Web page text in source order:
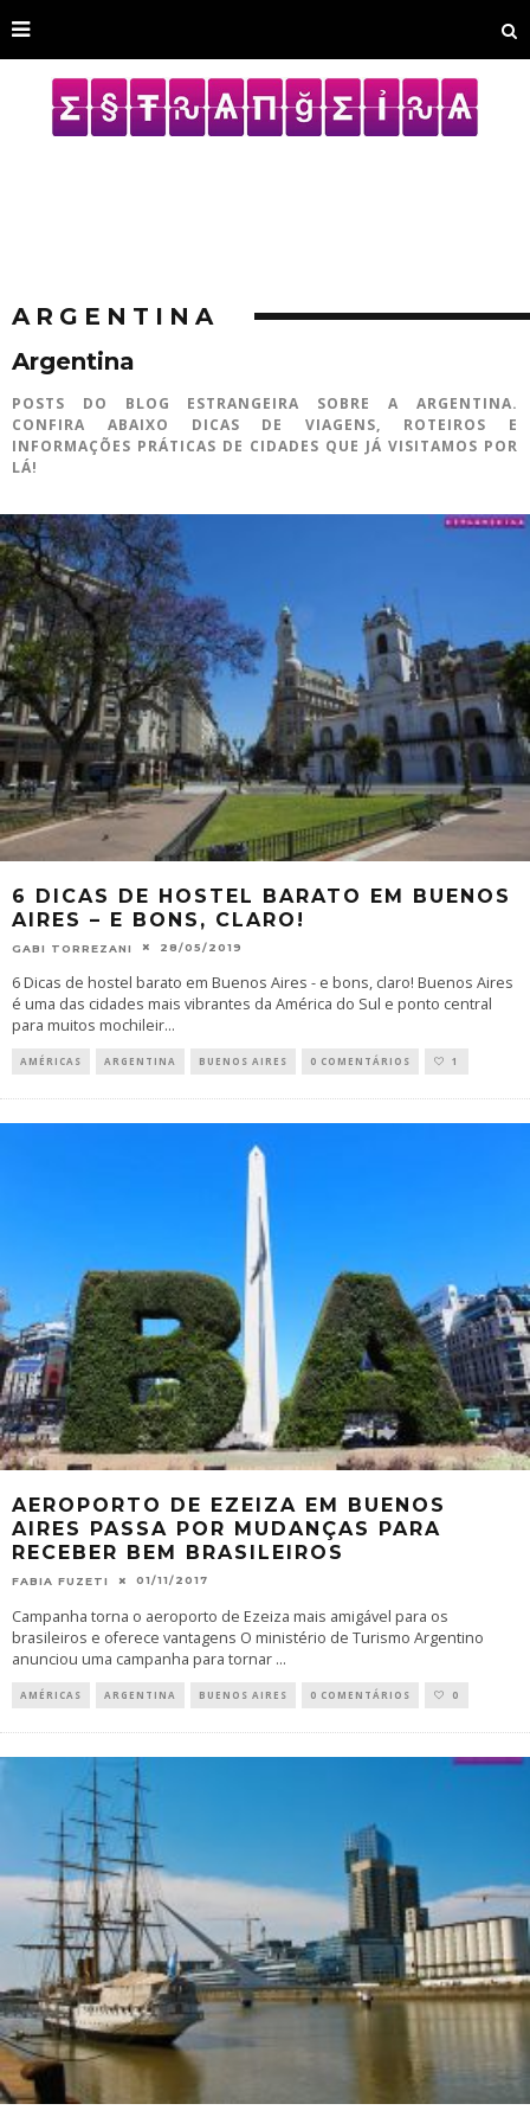
ARGENTINA
Argentina
POSTS DO BLOG ESTRANGEIRA SOBRE A ARGENTINA.
CONFIRA ABAIXO DICAS DE VIAGENS, ROTEIROS E
INFORMAÇÕES PRÁTICAS DE CIDADES QUE JÁ VISITAMOS POR
LÁ!
6 DICAS DE HOSTEL BARATO EM BUENOS
AIRES – E BONS, CLARO!
GABI TORREZANI 28/05/2019
6 Dicas de hostel barato em Buenos Aires - e bons, claro! Buenos Aires
é uma das cidades mais vibrantes da América do Sul e ponto central
para muitos mochileir...
AMÉRICAS ARGENTINA BUENOS AIRES 0 COMENTÁRIOS 1
AEROPORTO DE EZEIZA EM BUENOS
AIRES PASSA POR MUDANÇAS PARA
RECEBER BEM BRASILEIROS
FABIA FUZETI 01/11/2017
Campanha torna o aeroporto de Ezeiza mais amigável para os
brasileiros e oferece vantagens O ministério de Turismo Argentino
anunciou uma campanha para tornar ...
AMÉRICAS ARGENTINA BUENOS AIRES 0 COMENTÁRIOS 0